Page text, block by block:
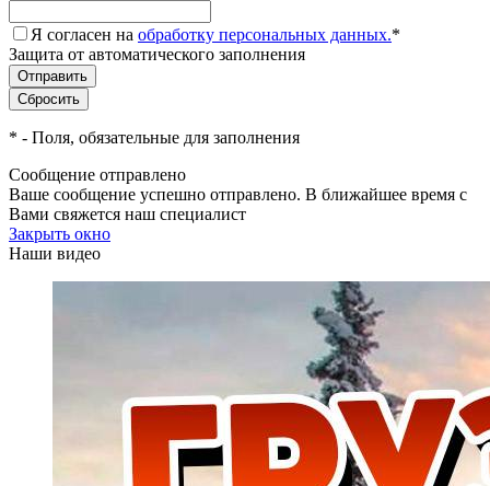
Я согласен на обработку персональных данных.*
Защита от автоматического заполнения
* - Поля, обязательные для заполнения
Сообщение отправлено
Ваше сообщение успешно отправлено. В ближайшее время с
Вами свяжется наш специалист
Закрыть окно
Наши видео